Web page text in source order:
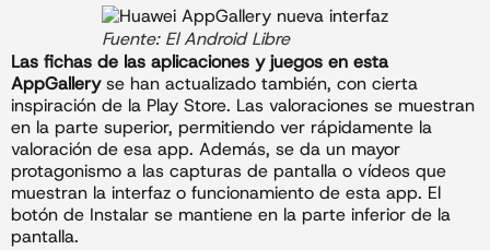
Fuente: El Android Libre
Las fichas de las aplicaciones y juegos en esta
AppGalleryse han actualizado también, con cierta
inspiración de la Play Store. Las valoraciones se muestran
en la parte superior, permitiendo ver rápidamente la
valoración de esa app. Además, se da un mayor
protagonismo a las capturas de pantalla o vídeos que
muestran la interfaz o funcionamiento de esta app. El
botón de Instalar se mantiene en la parte inferior de la
pantalla.